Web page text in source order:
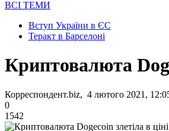
ВСІ ТЕМИ
Вступ України в ЄС
Теракт в Барселоні
Криптовалюта
Корреспондент.biz, 4 лютого 2021,
0
1542